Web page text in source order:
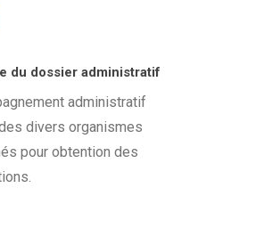
du dossier administratif
administratif
divers organismes
pour obtention des